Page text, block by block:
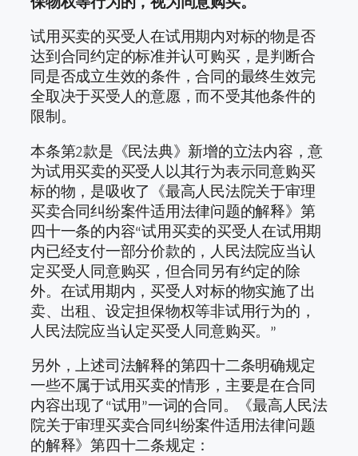
试用买卖的买受人在试用期内对标的物是否
达到合同约定的标准并认可购买，是判断合
同是否成立生效的条件，合同的最终生效完
全取决于买受人的意愿，而不受其他条件的
限制。
本条第2款是《民法典》新增的立法内容，意
为试用买卖的买受人以其行为表示同意购买
标的物，是吸收了《最高人民法院关于审理
买卖合同纠纷案件适用法律问题的解释》第
四十一条的内容“试用买卖的买受人在试用期
内已经支付一部分价款的，人民法院应当认
定买受人同意购买，但合同另有约定的除
外。在试用期内，买受人对标的物实施了出
卖、出租、设定担保物权等非试用行为的，
人民法院应当认定买受人同意购买。”
另外，上述司法解释的第四十二条明确规定
一些不属于试用买卖的情形，主要是在合同
内容出现了“试用”一词的合同。《最高人民法
院关于审理买卖合同纠纷案件适用法律问题
的解释》第四十二条规定：